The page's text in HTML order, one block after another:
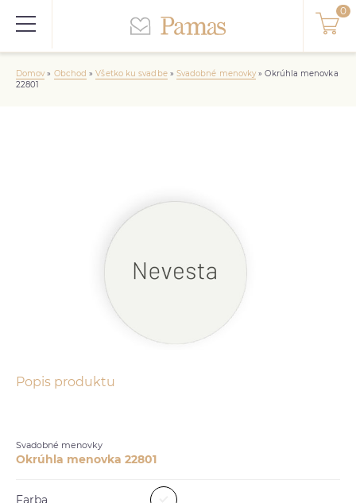
Domov» Obchod »Všetko ku svadbe» Svadobné menovky »Okrúhla menovka
22801
Popis produktu
Svadobné menovky
Okrúhla menovka 22801
Farba